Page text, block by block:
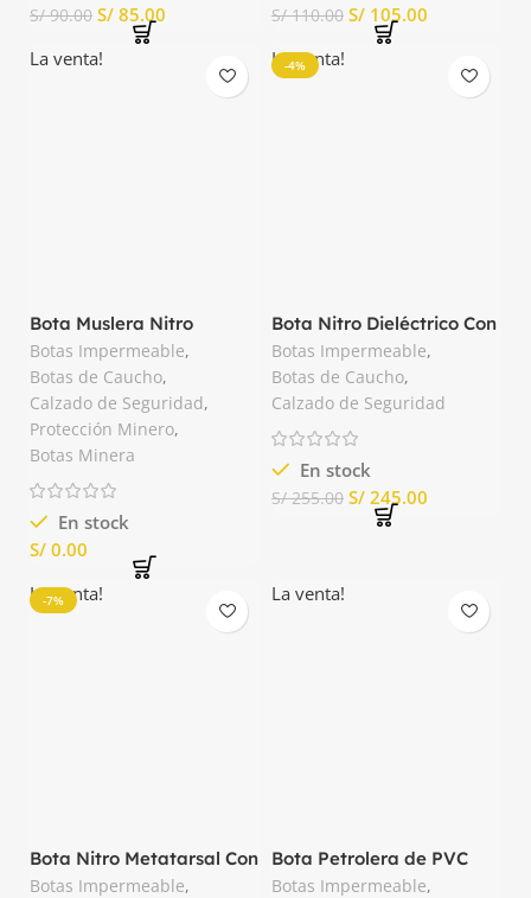
S/90.00 S/ 85.00 S/110.00 S/ 105.00
La venta!
Bota Muslera Nitro
Dieléctrico Segusa
Botas Impermeable,
Botas de Caucho,
Calzado de Seguridad,
Protección Minero,
Botas Minera
En stock
S/
-4%
La venta!
Bota Nitro Dieléctrico Con
Punta Composite Segusa
Botas Impermeable,
Botas de Caucho,
Calzado de Seguridad
En stock
S/255.00 S/ 245.00
-7%
La venta!
Bota Nitro Metatarsal Con
Punta Composite Segusa
Botas Impermeable,
La venta!
Bota Petrolera de PVC
Punta de Acero Segusa
Botas Impermeable,